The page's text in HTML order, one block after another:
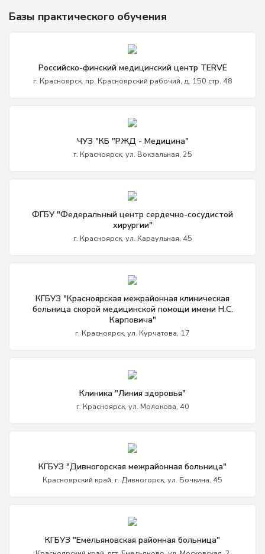
Базы практического обучения
Российско-финский медицинский центр TERVE
г. Красноярск. пр. Красноярский рабочий, д. 150 стр. 48
ЧУЗ "КБ "РЖД - Медицина"
г. Красноярск, ул. Вокзальная, 25
ФГБУ "Федеральный центр сердечно-сосудистой
хирургии"
г. Красноярск, ул. Караульная, 45
КГБУЗ "Красноярская межрайонная клиническая
больница скорой медицинской помощи имени Н.С.
Карповича"
г. Красноярск, ул. Курчатова, 17
Клиника "Линия здоровья"
г. Красноярск, ул. Молокова, 40
КГБУЗ "Дивногорская межрайонная больница"
Красноярский край, г. Дивногорск, ул. Бочкина, 45
КГБУЗ "Емельяновская районная больница"